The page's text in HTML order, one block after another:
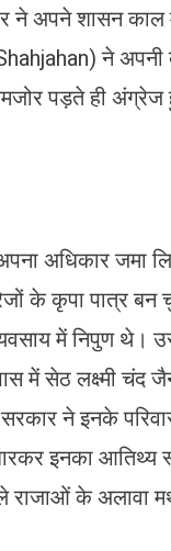
ने अपने शासन
ने अपनी
पड़ते ही अंग्रेज
अधिकार जमा
के कृपा पात्र
व्यवसाय में निपुण
सेठ लक्ष्मी चंद
ने इनके
इनका
राजाओं के अलावा